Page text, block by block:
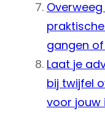
gangen
Laat je
bij twijfel
voor jouw